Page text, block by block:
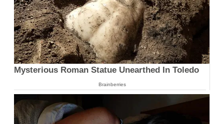
Mysterious Roman Statue Unearthed In Toledo
Brainberries